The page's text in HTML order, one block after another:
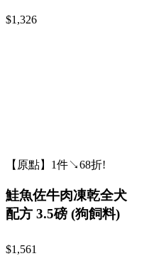
$1,326
【原點】1件↘68折!
鮭魚佐牛肉凍乾全犬
配方 3.5磅 (狗飼料)
$1,561